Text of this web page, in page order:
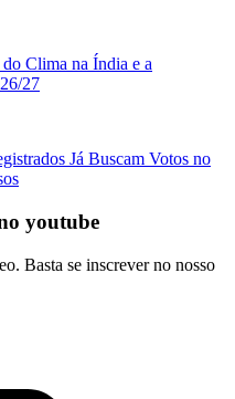
Clima na Índia e a
27
Já Buscam Votos no
youtube
Basta se inscrever no nosso